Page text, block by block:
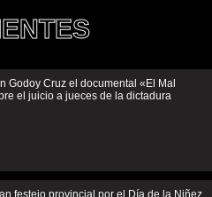
Godoy Cruz el documental «El Mal
el juicio a jueces de la dictadura
festejo provincial por el Día de la Niñez